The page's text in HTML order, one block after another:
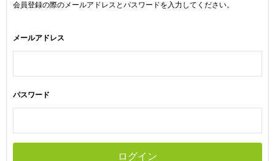
会員登録の際のメールアドレスとパスワードを入力してください。
メールアドレス
パスワード